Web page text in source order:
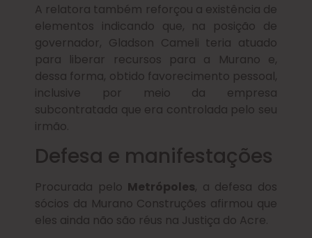
A relatora também reforçou a existência de
elementos indicando que, na posição de
governador, Gladson Cameli teria atuado
para liberar recursos para a Murano e,
dessa forma, obtido favorecimento pessoal,
inclusive por meio da empresa
subcontratada que era controlada pelo seu
irmão.
Defesa e manifestações
Procurada pelo Metrópoles, a defesa dos
sócios da Murano Construções afirmou que
eles ainda não são réus na Justiça do Acre.